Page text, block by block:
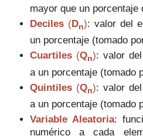
mayor que un porcentaje
Deciles (Dn): valor del
un porcentaje (tomado
Cuartiles (Qn): valor
a un porcentaje (tomado
Quintiles (Qn):valor
a un porcentaje (tomado
Variable Aleatoria:
numérico a cada